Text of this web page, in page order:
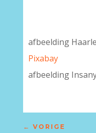
afbeelding
Pixabay
afbeelding
← VORIGE